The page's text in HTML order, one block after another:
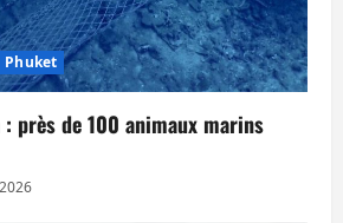
Phuket
: près de 100 animaux marins